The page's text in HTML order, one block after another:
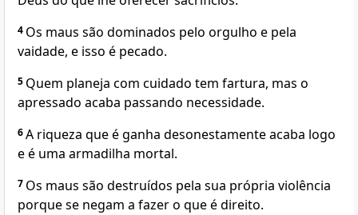
4 Os maus são dominados pelo orgulho e pela
vaidade, e isso é pecado.
5 Quem planeja com cuidado tem fartura, mas o
apressado acaba passando necessidade.
6A riqueza que é ganha desonestamente acaba logo
e é uma armadilha mortal.
7 Os maus são destruídos pela sua própria violência
porque se negam a fazer o que é direito.